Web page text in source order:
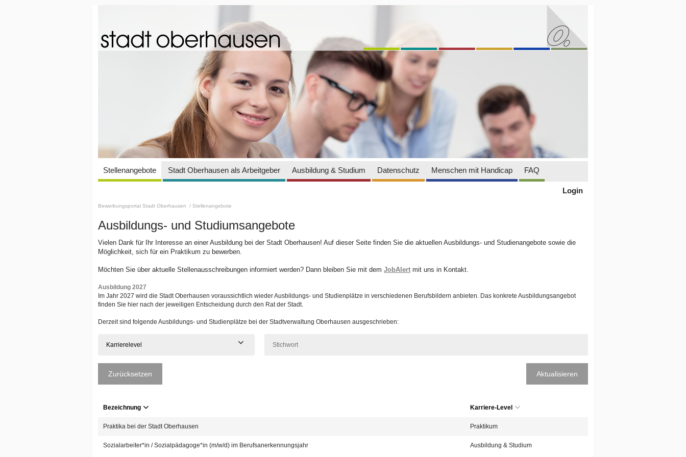
Stellenangebote Stadt Oberhausen als Arbeitgeber Ausbildung & Studium Datenschutz Menschen mit Handicap FAQ
Login
Bewerbungsportal Stadt Oberhausen / Stellenangebote
Ausbildungs- und Studiumsangebote
Vielen Dank für Ihr Interesse an einer Ausbildung bei der Stadt Oberhausen! Auf dieser Seite finden Sie die aktuellen Ausbildungs- und Studienangebote sowie die
Möglichkeit, sich für ein Praktikum zu bewerben.
Möchten Sie über aktuelle Stellenausschreibungen informiert werden? Dann bleiben Sie mit dem JobAlert mit uns in Kontakt.
Ausbildung 2027
Im Jahr 2027 wird die Stadt Oberhausen voraussichtlich wieder Ausbildungs- und Studienplätze in verschiedenen Berufsbildern anbieten. Das konkrete Ausbildungsangebot
finden Sie hier nach der jeweiligen Entscheidung durch den Rat der Stadt.
Derzeit sind folgende Ausbildungs- und Studienplätze bei der Stadtverwaltung Oberhausen ausgeschrieben:
Karrierelevel
Zurücksetzen Aktualisieren
Bezeichnung Karriere-Level
Praktika bei der Stadt Oberhausen Praktikum
Sozialarbeiter*in / Sozialpädagoge*in (m/w/d) im Berufsanerkennungsjahr Ausbildung & Studium